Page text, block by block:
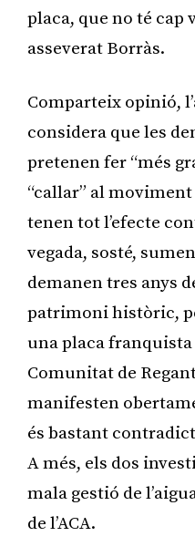
placa, que no té cap
asseverat Borràs.
Comparteix opinió,
considera que les
pretenen fer “més
“callar” al
tenen tot l’efecte
vegada, sosté,
demanen tres anys
patrimoni històric,
una placa franquista
Comunitat de
manifesten
és bastant
A més, els dos
mala gestió de
de l’ACA.